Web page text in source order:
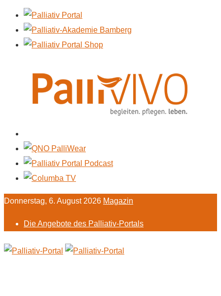
Donnerstag, 6. August 2026 Magazin
Die Angebote des Palliativ-Portals